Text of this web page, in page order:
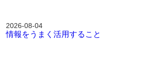
2026-08-04
情報をうまく活用すること